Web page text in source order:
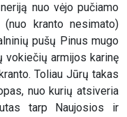
nuo vėjo pučiamo
kranto nesimato)
pušų Pinus mugo
vokiečių armijos karinę
Toliau Jūrų takas
nuo kurių atsiveria
tarp Naujosios ir